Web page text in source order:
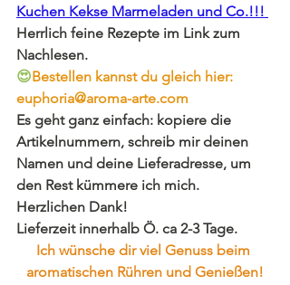
Kuchen Kekse Marmeladen und Co.!!!
Herrlich feine Rezepte im Link zum
Nachlesen.
😍Bestellen kannst du gleich hier:
euphoria@aroma-arte.com
Es geht ganz einfach: kopiere die
Artikelnummern, schreib mir deinen
Namen und deine Lieferadresse, um
den Rest kümmere ich mich.
Herzlichen Dank!
Lieferzeit innerhalb Ö. ca 2-3 Tage.
Ich wünsche dir viel Genuss beim
aromatischen Rühren und Genießen!